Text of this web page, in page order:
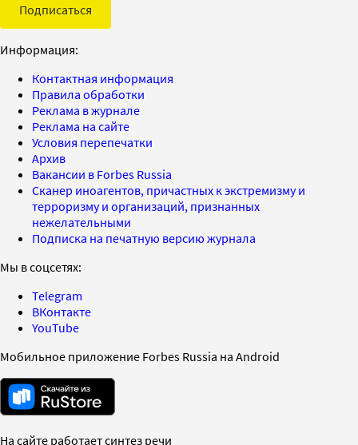
Подписаться
Информация:
Контактная информация
Правила обработки
Реклама в журнале
Реклама на сайте
Условия перепечатки
Архив
Вакансии в Forbes Russia
Сканер иноагентов, причастных к экстремизму и
терроризму и организаций, признанных
нежелательными
Подписка на печатную версию журнала
Мы в соцсетях:
Telegram
ВКонтакте
YouTube
Мобильное приложение Forbes Russia на Android
На сайте работает синтез речи